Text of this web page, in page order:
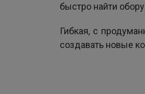
быстро найти
Гибкая, с
создавать новые